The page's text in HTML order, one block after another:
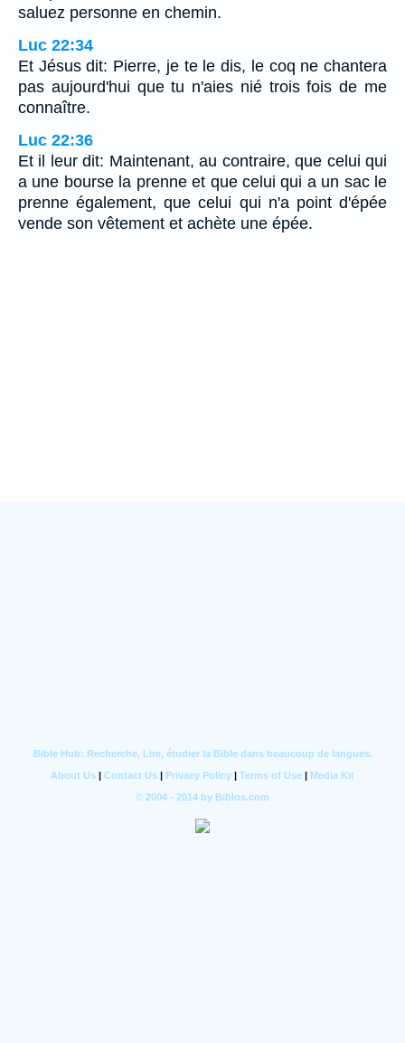
saluez personne en chemin.
Luc 22:34
Et Jésus dit: Pierre, je te le dis, le coq ne chantera
pas aujourd'hui que tu n'aies nié trois fois de me
connaître.
Luc 22:36
Et il leur dit: Maintenant, au contraire, que celui qui
a une bourse la prenne et que celui qui a un sac le
prenne également, que celui qui n'a point d'épée
vende son vêtement et achète une épée.